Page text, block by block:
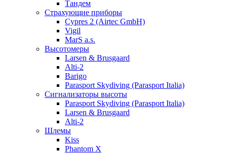
Тандем
Страхующие приборы
Cypres 2 (Airtec GmbH)
Vigil
MarS a.s.
Высотомеры
Larsen & Brusgaard
Alti-2
Barigo
Parasport Skydiving (Parasport Italia)
Сигнализаторы высоты
Parasport Skydiving (Parasport Italia)
Larsen & Brusgaard
Alti-2
Шлемы
Kiss
Phantom X